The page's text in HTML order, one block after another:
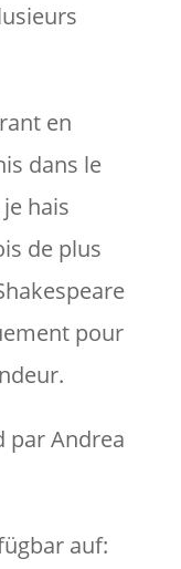
en
dans le
hais
de plus
pour
par Andrea
auf: